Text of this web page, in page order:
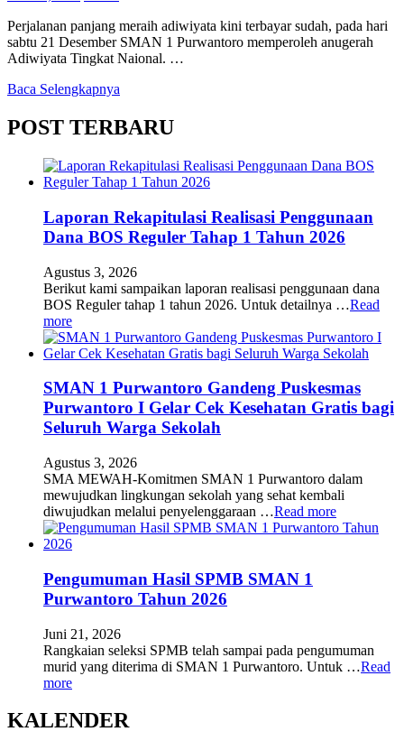
Perjalanan panjang meraih adiwiyata kini terbayar sudah, pada hari
sabtu 21 Desember SMAN 1 Purwantoro memperoleh anugerah
Adiwiyata Tingkat Naional. …
Baca Selengkapnya
POST TERBARU
Laporan Rekapitulasi Realisasi Penggunaan
Dana BOS Reguler Tahap 1 Tahun 2026
Agustus 3, 2026
Berikut kami sampaikan laporan realisasi penggunaan dana
BOS Reguler tahap 1 tahun 2026. Untuk detailnya …Read
more
SMAN 1 Purwantoro Gandeng Puskesmas
Purwantoro I Gelar Cek Kesehatan Gratis bagi
Seluruh Warga Sekolah
Agustus 3, 2026
SMA MEWAH-Komitmen SMAN 1 Purwantoro dalam
mewujudkan lingkungan sekolah yang sehat kembali
diwujudkan melalui penyelenggaraan …Read more
Pengumuman Hasil SPMB SMAN 1
Purwantoro Tahun 2026
Juni 21, 2026
Rangkaian seleksi SPMB telah sampai pada pengumuman
murid yang diterima di SMAN 1 Purwantoro. Untuk …Read
more
KALENDER